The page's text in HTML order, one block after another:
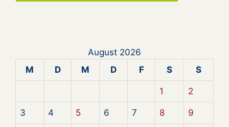
August 2026
M
D M D F S S
1 2
3 4 5 6 7 8 9